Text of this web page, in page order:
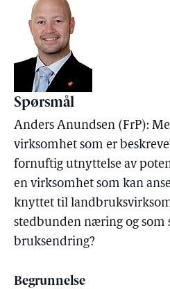
Spørsmål
Anders Anundsen (FrP):
virksomhet som er
fornuftig utnyttelse av
en virksomhet som kan
knyttet til
stedbunden næring og som
bruksendring?
Begrunnelse